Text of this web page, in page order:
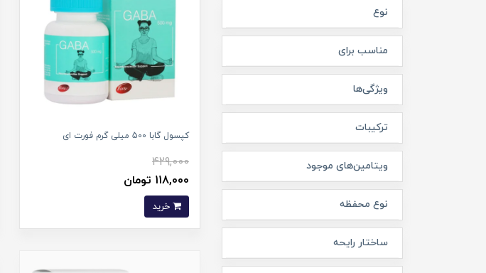
نوع
مناسب برای
ویژگی‌ها
ترکیبات
ویتامین‌های موجود
نوع محفظه
ساختار رایحه
کپسول گابا 500 میلی گرم فورت ای
429,000
118,000 تومان